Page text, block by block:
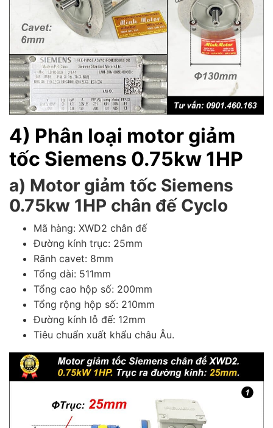
4) Phân loại motor giảm
tốc Siemens 0.75kw 1HP
a) Motor giảm tốc Siemens
0.75kw 1HP chân đế Cyclo
Mã hàng: XWD2 chân đế
Đường kính trục: 25mm
Rãnh cavet: 8mm
Tổng dài: 511mm
Tổng cao hộp số: 200mm
Tổng rộng hộp số: 210mm
Đường kính lỗ đế: 12mm
Tiêu chuẩn xuất khẩu châu Âu.